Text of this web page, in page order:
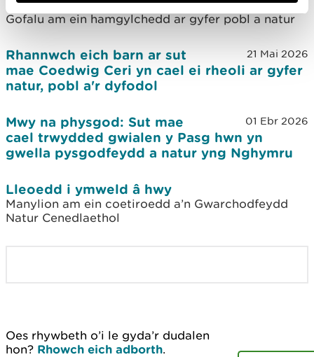
Cyfoeth Naturiol Cymru
Gofalu am ein hamgylchedd ar gyfer pobl a natur
21 Mai 2026
Rhannwch eich barn ar sut
mae Coedwig Ceri yn cael ei rheoli ar gyfer
natur, pobl a'r dyfodol
01 Ebr 2026
Mwy na physgod: Sut mae
cael trwydded gwialen y Pasg hwn yn
gwella pysgodfeydd a natur yng Nghymru
Lleoedd i ymweld â hwy
Manylion am ein coetiroedd a’n Gwarchodfeydd
Natur Cenedlaethol
Oes rhywbeth o’i le gyda’r dudalen
hon? Rhowch eich adborth.